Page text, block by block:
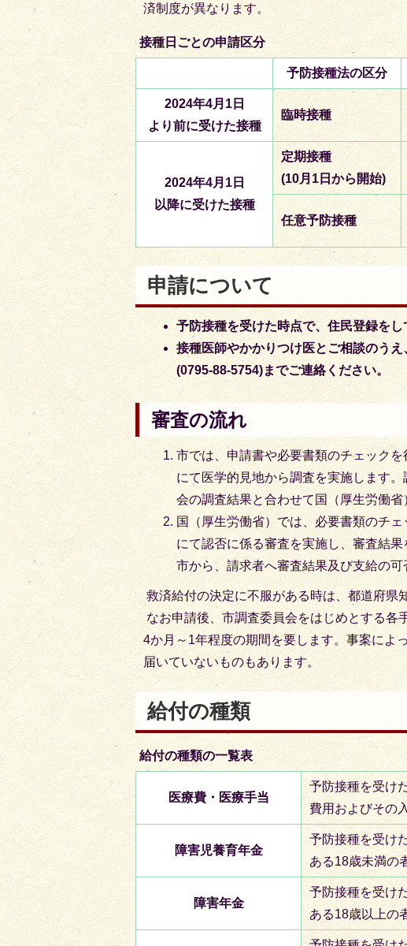
済制度が異なります。
接種日ごとの申請区分
予防接種法の区分
2024年4月1日
より前に受けた接種
臨時接種
2024年4月1日
以降に受けた接種
定期接種
(10月1日から開始)
任意予防接種
申請について
予防接種を受けた時点で、住民登録を
接種医師やかかりつけ医とご相談のう
(0795-88-5754)までご連絡ください。
審査の流れ
市では、申請書や必要書類のチェック
にて医学的⾒地から調査を実施します
会の調査結果と合わせて国（厚⽣労働省
国（厚⽣労働省）では、必要書類のチ
にて認否に係る審査を実施し、審査結
市から、請求者へ審査結果及び⽀給の可
救済給付の決定に不服がある時は、都道府県
なお申請後、市調査委員会をはじめとする各
4か月～1年程度の期間を要します。事案によ
届いていないものもあります。
給付の種類
給付の種類の一覧表
医療費・医療手当
予防接種を受け
費用およびその
障害児養育年金
予防接種を受け
ある18歳未満の
障害年金
予防接種を受け
ある18歳以上の